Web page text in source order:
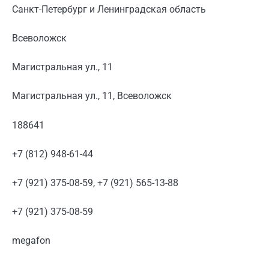
Санкт-Петербург и Ленинградская область
Всеволожск
Магистральная ул., 11
Магистральная ул., 11, Всеволожск
188641
+7 (812) 948-61-44
+7 (921) 375-08-59, +7 (921) 565-13-88
+7 (921) 375-08-59
megafon